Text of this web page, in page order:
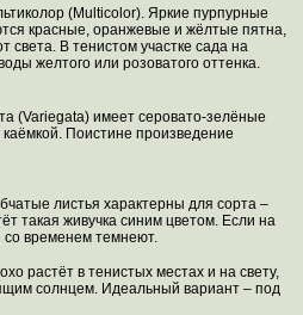
(Multicolor). Яркие пурпурные
красные, оранжевые и жёлтые пятна,
света. В тенистом участке сада на
желтого или розоватого оттенка.
(Variegata) имеет серовато-зелёные
Поистине произведение
листья характерны для сорта –
такая живучка синим цветом. Если на
со временем темнеют.
растёт в тенистых местах и на свету,
солнцем. Идеальный вариант – под